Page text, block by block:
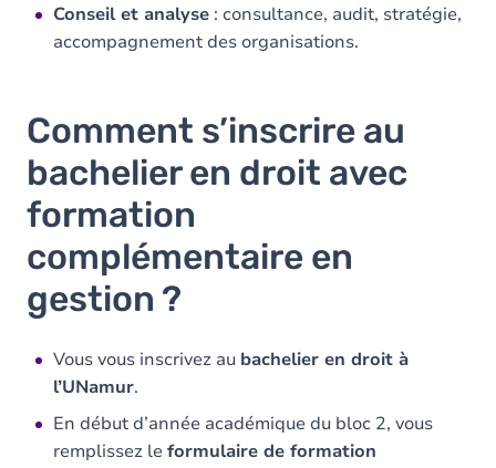
Conseil et analyse : consultance, audit, stratégie,
accompagnement des organisations.
Comment s’inscrire au
bachelier en droit avec
formation
complémentaire en
gestion ?
Vous vous inscrivez au bachelier en droit à
l’UNamur.
En début d’année académique du bloc 2, vous
remplissez leformulaire de formation